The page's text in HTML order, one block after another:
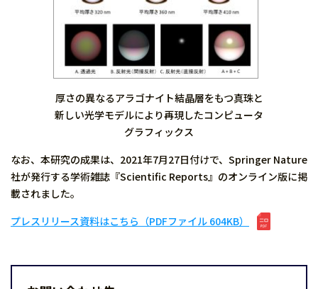
厚さの異なるアラゴナイト結晶層をもつ真珠と
新しい光学モデルにより再現したコンピュータ
グラフィックス
なお、本研究の成果は、2021年7月27日付けで、Springer Nature
社が発行する学術雑誌『Scientific Reports』のオンライン版に掲
載されました。
プレスリリース資料はこちら（PDFファイル 604KB）